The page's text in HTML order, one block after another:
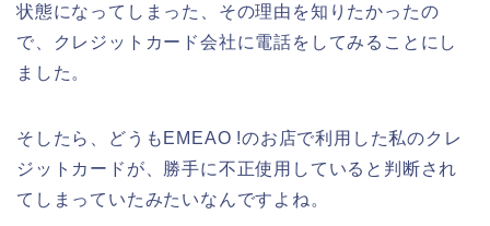
状態になってしまった、その理由を知りたかったの
で、クレジットカード会社に電話をしてみることにし
ました。
そしたら、どうもEMEAO !のお店で利用した私のクレ
ジットカードが、勝手に不正使用していると判断され
てしまっていたみたいなんですよね。